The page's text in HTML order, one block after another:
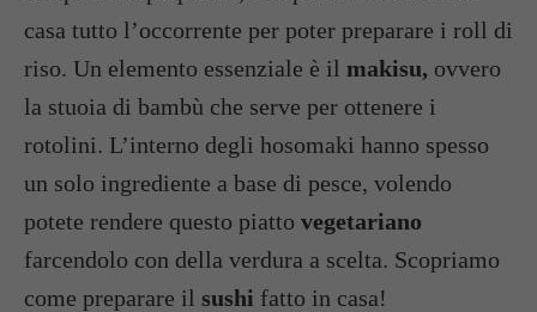
casa tutto l’occorrente per poter preparare i roll di
riso. Un elemento essenziale è il makisu, ovvero
la stuoia di bambù che serve per ottenere i
rotolini. L’interno degli hosomaki hanno spesso
un solo ingrediente a base di pesce, volendo
potete rendere questo piatto vegetariano
farcendolo con della verdura a scelta. Scopriamo
come preparare il sushi fatto in casa!